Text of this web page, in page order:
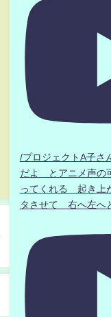
/プロジェクトA子
だよ とアニメ声の
ってくれる 起き上
タさせて 右へ左へ